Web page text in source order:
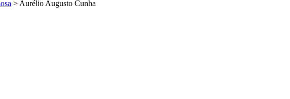
> Aurélio Augusto Cunha